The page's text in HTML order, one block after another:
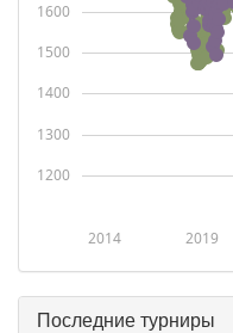
2014 2019
1200
1300
1400
1500
1600
Последние турниры